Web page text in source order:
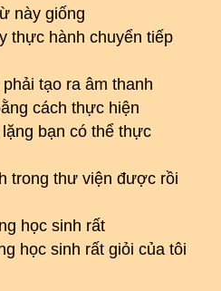
này giống
thực hành chuyển tiếp
tạo ra âm thanh
cách thực hiện
bạn có thể thực
trong thư viện được rồi
học sinh rất
học sinh rất giỏi của tôi